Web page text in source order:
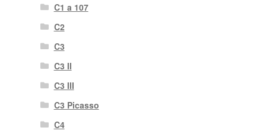
C1 a 107
C2
C3
C3 II
C3 III
C3 Picasso
C4